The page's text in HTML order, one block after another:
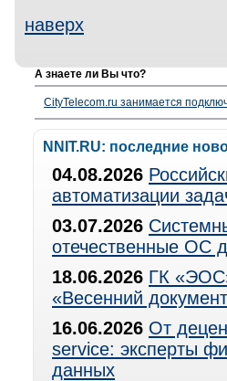
наверх
А знаете ли Вы что?
CityTelecom.ru занимается
NNIT.RU: последние
04.08.2026
автоматизации
03.07.2026
отечественные ОС
18.06.2026 ГК
«Весенний
16.06.2026 От
service: эксперты
данных